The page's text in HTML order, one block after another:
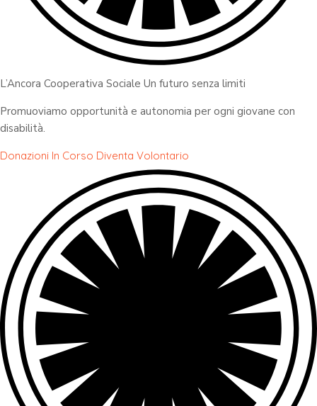
L’Ancora Cooperativa Sociale Un futuro senza limiti
Promuoviamo opportunità e autonomia per ogni giovane con
disabilità.
Donazioni In Corso Diventa Volontario